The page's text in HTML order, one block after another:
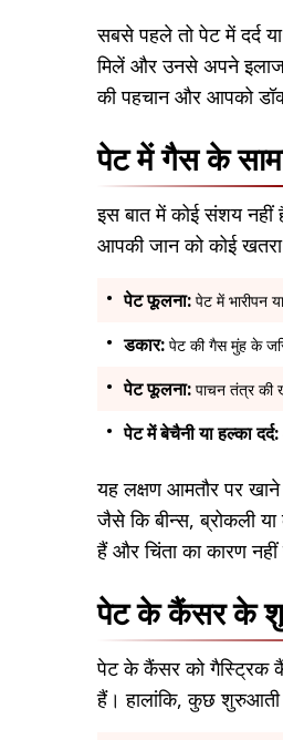
सबसे पहले तो पेट में दर्द
मिलें और उनसे अपने
की पहचान और आपको
पेट में गैस के
इस बात में कोई संशय नहीं
आपकी जान को कोई खतरा
पेट फूलना: पेट में भारीपन
डकार: पेट की गैस मुंह के
पेट फूलना: पाचन तंत्र की
पेट में बेचैनी या हल्का दर्द:
यह लक्षण आमतौर पर
जैसे कि बीन्स, ब्रोकली
हैं और चिंता का कारण नहीं
पेट के कैंसर के
पेट के कैंसर को गैस्ट्रिक
हैं। हालांकि, कुछ शुरुआती